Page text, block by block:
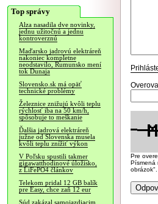
Top správy
Alza nasadila dve novinky,
jednu užitočnú a jednu
kontroverznú
Maďarsko jadrovú elektráreň
nakoniec kompletne
neodstavilo, Rumunsko mení
tok Dunaja
Slovensko.sk má opäť
technické problémy
Železnice znižujú kvôli teplu
rýchlosť iba na 50 km/h,
spôsobuje to meškanie
Ďalšia jadrová elektráreň
južne od Slovenska musela
kvôli teplu znížiť výkon
V Poľsku spustili takmer
gigawatthodinové úložisko,
z LiFePO4 článkov
Telekom pridal 12 GB balík
pre Easy, chce zaň 12 eur
Súd zakázal samojazdiacim
Pre
Písmená